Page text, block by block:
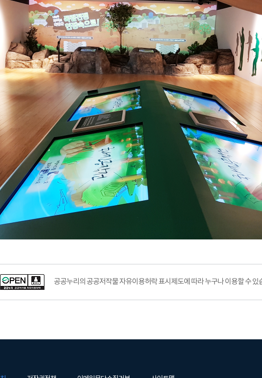
공공누리의 공공저작물 자유이용허락 표시제도에 따라 누구나 이용할 수 있